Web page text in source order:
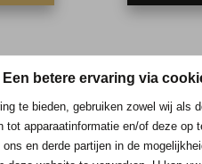
Een betere ervaring via
te bieden, gebruiken zowel wij als
tot apparaatinformatie en/of deze op
en derde partijen in de